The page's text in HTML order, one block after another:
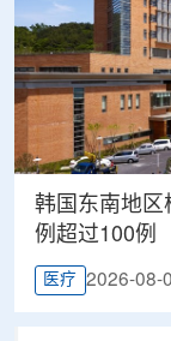
韩国东南地区
例超过100例
医疗 2026-08-